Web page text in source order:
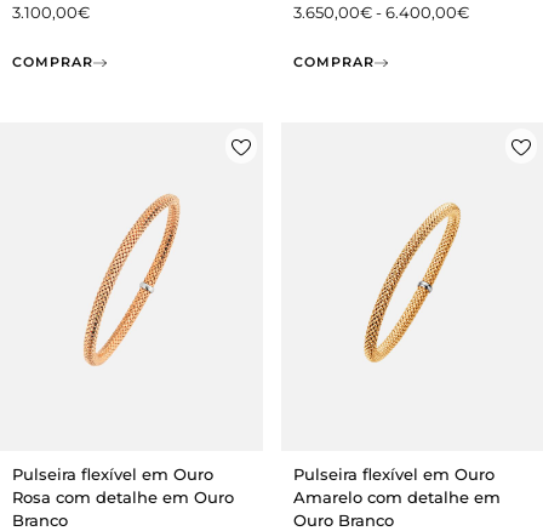
3.100,00€
COMPRAR
3.650,00€-6.400,00€
COMPRAR
Pulseira flexível em Ouro
Rosa com detalhe em Ouro
Branco
Pulseira flexível em Ouro
Amarelo com detalhe em
Ouro Branco